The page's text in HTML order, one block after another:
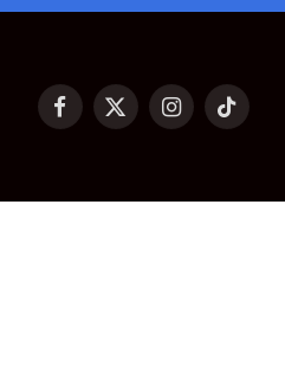
Facebook
X
Instagram
TikTok